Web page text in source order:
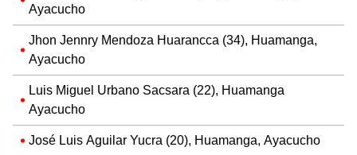
Ayacucho
Jhon Jennry Mendoza Huarancca (34), Huamanga,
Ayacucho
Luis Miguel Urbano Sacsara (22), Huamanga
Ayacucho
José Luis Aguilar Yucra (20), Huamanga, Ayacucho